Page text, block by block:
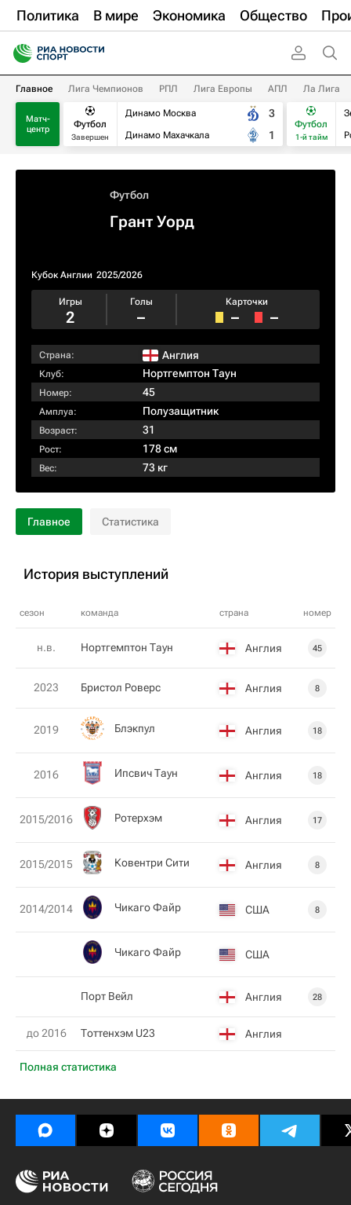
Политика В мире Экономика Общество
Главное Лига Чемпионов РПЛ Лига Европы АПЛ Ла Лига
Матч-
центр
Футбол
Завершен
Динамо Москва
Динамо Махачкала
3
1
Футбол
1-й тайм
Футбол
Грант Уорд
Кубок Англии 2025/2026
Игры
2
Голы
–
Карточки
– –
Страна: Англия
Клуб: Нортгемптон Таун
Номер: 45
Амплуа: Полузащитник
Возраст: 31
Рост: 178 см
Вес: 73 кг
Главное Статистика
История выступлений
сезон команда страна номер
Полная статистика
н.в. Нортгемптон Таун Англия 45
2023 Бристол Роверс Англия 8
2019 Блэкпул Англия 18
2016 Ипсвич Таун Англия 18
2015/2016 Ротерхэм Англия 17
2015/2015 Ковентри Сити Англия 8
2014/2014 Чикаго Файр США 8
Чикаго Файр США
Порт Вейл Англия 28
до 2016 Тоттенхэм U23 Англия